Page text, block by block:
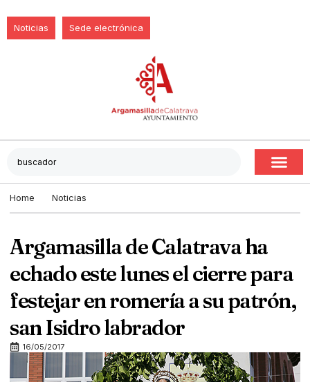
Noticias Sede electrónica
Home Noticias
Argamasilla de Calatrava ha
echado este lunes el cierre para
festejar en romería a su patrón,
san Isidro labrador
16/05/2017